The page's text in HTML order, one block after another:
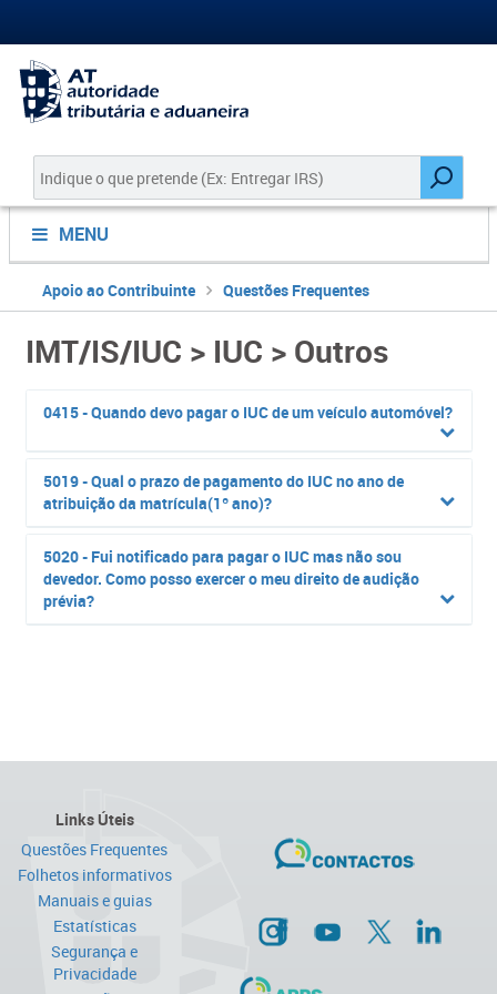
MENU
Apoio ao Contribuinte Questões Frequentes
IMT/IS/IUC > IUC > Outros
0415 - Quando devo pagar o IUC de um veículo automóvel?
5019 - Qual o prazo de pagamento do IUC no ano de
atribuição da matrícula(1º ano)?
5020 - Fui notificado para pagar o IUC mas não sou
devedor. Como posso exercer o meu direito de audição
prévia?
Links Úteis
Questões Frequentes
Folhetos informativos
Manuais e guias
Estatísticas
Segurança e
Privacidade